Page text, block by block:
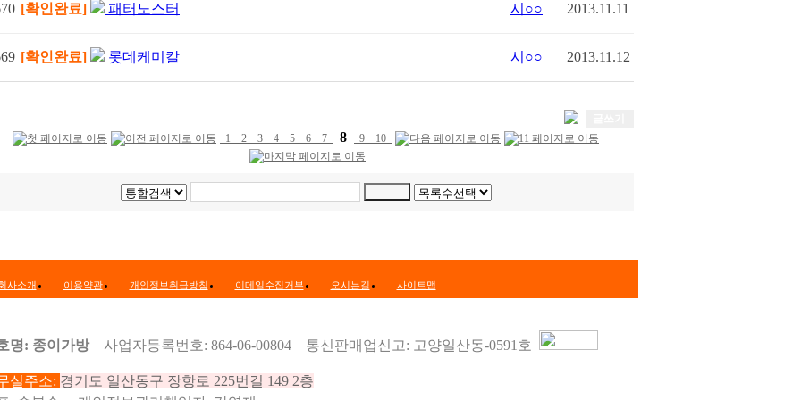
[확인완료] 패터노스터 시○○ 2013.11.11
[확인완료] 롯데케미칼 시○○ 2013.11.12
1
2 3 4 5 6 7 8 9 10
사소개 이용약관 개인정보취급방침 이메일수집거부 오시는길 사이트맵
명: 종이가방사업자등록번호: 864-06-00804 통신판매업신고: 고양일산동-0591호
실주소: 경기도 일산동구 장항로 225번길 149 2층